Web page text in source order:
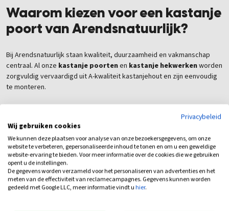
Waarom kiezen voor een kastanje
poort van Arendsnatuurlijk?
Bij Arendsnatuurlijk staan kwaliteit, duurzaamheid en vakmanschap
centraal. Al onze kastanje poortenen kastanje hekwerkenworden
zorgvuldig vervaardigd uit A-kwaliteit kastanjehout en zijn eenvoudig
te monteren.
Op maat gemaakt
Gemaakt van duurzaam kastanjehout
Authentieke landelijke uitstraling
Inclusief thermisch verzinkt hang- en sluitwerk
Zelf de draairichting bepalen
Perfect te combineren met kastanje hekwerk
Privacybeleid
Wij gebruiken cookies
We kunnen deze plaatsen voor analyse van onze bezoekersgegevens, om onze
website te verbeteren, gepersonaliseerde inhoud te tonen en om u een geweldige
website-ervaring te bieden. Voor meer informatie over de cookies die we gebruiken
opent u de instellingen.
De gegevens worden verzameld voor het personaliseren van advertenties en het
meten van de effectiviteit van reclamecampagnes. Gegevens kunnen worden
gedeeld met Google LLC, meer informatie vindt uhier.